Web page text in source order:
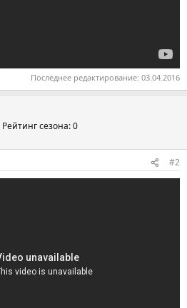
Последнее редактирование: 03.04.2016
Рейтинг сезона: 0
#2